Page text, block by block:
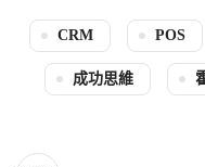
CRM POS
成功思維